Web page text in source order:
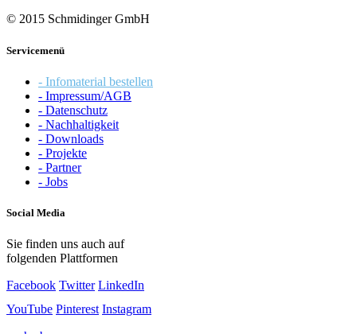
© 2015 Schmidinger GmbH
Servicemenü
- Infomaterial bestellen
- Impressum/AGB
- Datenschutz
- Nachhaltigkeit
- Downloads
- Projekte
- Partner
- Jobs
Social Media
Sie finden uns auch auf
folgenden Plattformen
Facebook Twitter LinkedIn
YouTube Pinterest Instagram